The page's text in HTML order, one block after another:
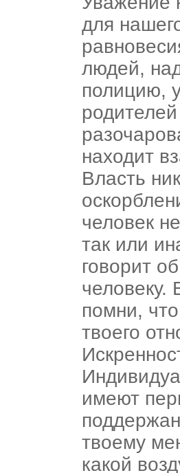
для
людей,
полицию,
находит
Власть
человек
так или
говорит
человеку.
помни,
твоего
имеют
твоему
какой